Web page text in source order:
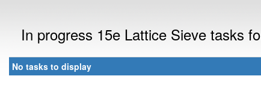
In progress 15e Lattice Sieve tasks
No tasks to display